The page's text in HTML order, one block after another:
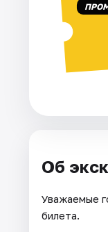
Об
Уважаемые
билета.